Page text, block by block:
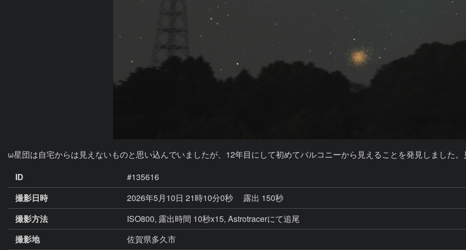
ω星団は自宅からは見えないものと思い込んでいましたが、12年目にして初めてバルコニーから見えることを発見しました。
ID
#135616
撮影日時
2026年5月10日 21時10分0秒
露出 150秒
撮影方法
ISO800, 露出時間 10秒x15, Astrotracerにて追尾
撮影地
佐賀県多久市